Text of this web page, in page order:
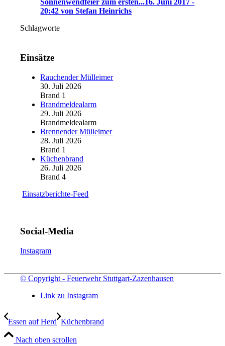
Sonnenwendfeier zum ersten... 16. Juni 2017 -
20:42 von Stefan Heinrichs
Schlagworte
Einsätze
Rauchender Mülleimer
30. Juli 2026
Brand 1
Brandmeldealarm
29. Juli 2026
Brandmeldealarm
Brennender Mülleimer
28. Juli 2026
Brand 1
Küchenbrand
26. Juli 2026
Brand 4
Einsatzberichte-Feed
Social-Media
Instagram
© Copyright - Feuerwehr Stuttgart-Zazenhausen
Link zu Instagram
Essen auf Herd Küchenbrand
Nach oben scrollen